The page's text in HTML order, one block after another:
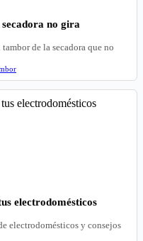
no gira
de la secadora que no
electrodomésticos
electrodomésticos y consejos